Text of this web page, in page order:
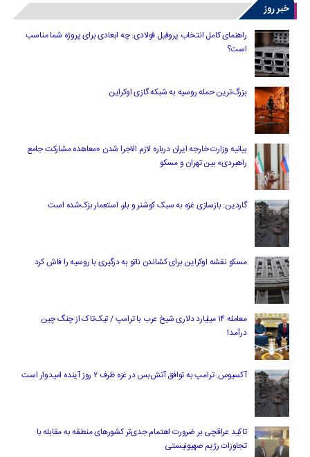
خبر روز
راهنمای کامل انتخاب پروفیل فولادی: چه ابعادی برای پروژه شما مناسب
است؟
بزرگ‌ترین حمله روسیه به شبکه گازی اوکراین
بیانیه وزارت خارجه ایران درباره لازم‌ الاجرا شدن «معاهده مشارکت جامع
راهبردی» بین تهران و مسکو
گاردین: بازسازی غزه به سبک کوشنر و بلر، استعمار بزک‌شده است
مسکو نقشه اوکراین برای کشاندن ناتو به درگیری با روسیه را فاش کرد
معامله ۱۴ میلیارد دلاری شیخ عرب با ترامپ / تیک‌تاک از چنگ چین
درآمد!
آکسیوس: ترامپ به توافق آتش‌بس در غزه ظرف ۲ روز آینده امیدوار است
تاکید عراقچی بر ضرورت اهتمام جدی‌تر کشورهای منطقه به مقابله با
تجاوزات رژیم صهیونیستی